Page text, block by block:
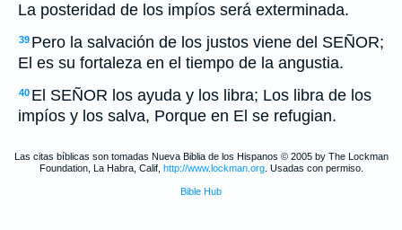
La posteridad de los impíos será exterminada.
39 Pero la salvación de los justos viene del SEÑOR;
El es su fortaleza en el tiempo de la angustia.
40 El SEÑOR los ayuda y los libra; Los libra de los
impíos y los salva, Porque en El se refugian.
Las citas bíblicas son tomadas Nueva Biblia de los Hispanos © 2005 by The Lockman
Foundation, La Habra, Calif, http://www.lockman.org. Usadas con permiso.
Bible Hub